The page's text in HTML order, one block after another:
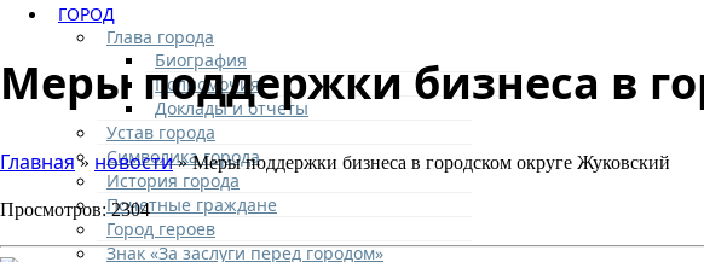
ГОРОД
Глава города
Биография
Полномочия
Доклады и отчеты
Устав города
Символика города
История города
Почетные граждане
Город героев
Знак «За заслуги перед городом»
Меры поддержки бизнеса в
Главная» новости» Меры поддержки бизнеса в городском округе Жуковский
Просмотров: 2304